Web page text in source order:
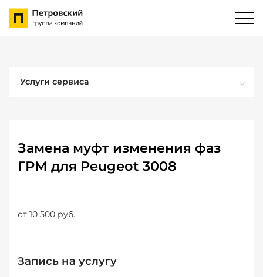
Услуги сервиса
Замена муфт изменения фаз
ГРМ для Peugeot 3008
от 10 500 руб.
Запись на услугу